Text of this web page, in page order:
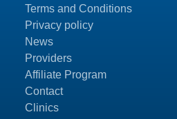
Terms and Conditions
Privacy policy
News
Providers
Affiliate Program
Contact
Clinics